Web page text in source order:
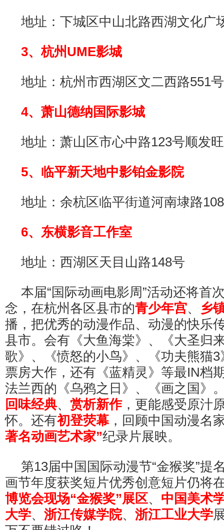
地址：下城区中山北路西湖文化广
3、杭州UME影城
地址：杭州市西湖区文二西路551
4、萧山德纳国际影城
地址：萧山区市心中路123号顺发
5、临平新天地中影铂金影院
地址：余杭区临平街道河南埭路
6、东横影音工作室
地址：西湖区天目山路148号
本届“国际动画电影周”活动还将首
念，在杭州各区县市的青少年宫、
乡
播，把优秀的动漫作品、动漫的快乐
县市。会有《大鱼海棠》、《大圣归
歌》、《愤怒的小鸟》、《功夫熊猫
票房大作，还有《蓝精灵》等最IN档
法兰西的《乌鸦之日》、《画之国》
回味经典、 赏析新作，更能感受原汁
怀。还有初登荧幕，回顾中国动漫名
著名动画艺术家”纪录片展映。
第13届中国国际动漫节“金猴奖”提
画节年度获奖短片优秀创意短片仍将
博览会现场“金猴奖”展区、 中国美术
大学、 浙江传媒学院、 浙江工业大学